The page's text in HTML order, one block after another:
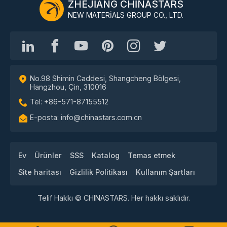
ZHEJIANG CHINASTARS
NEW MATERIALS GROUP CO., LTD.
No.98 Shimin Caddesi, Shangcheng Bölgesi,
Hangzhou, Çin, 310016
Tel: +86-571-87155512
E-posta: info@chinastars.com.cn
Ev Ürünler SSS Katalog
Temas etmek
Site haritası
Gizlilik Politikası Kullanım Şartları
Telif Hakkı © CHINASTARS. Her hakkı saklıdır.